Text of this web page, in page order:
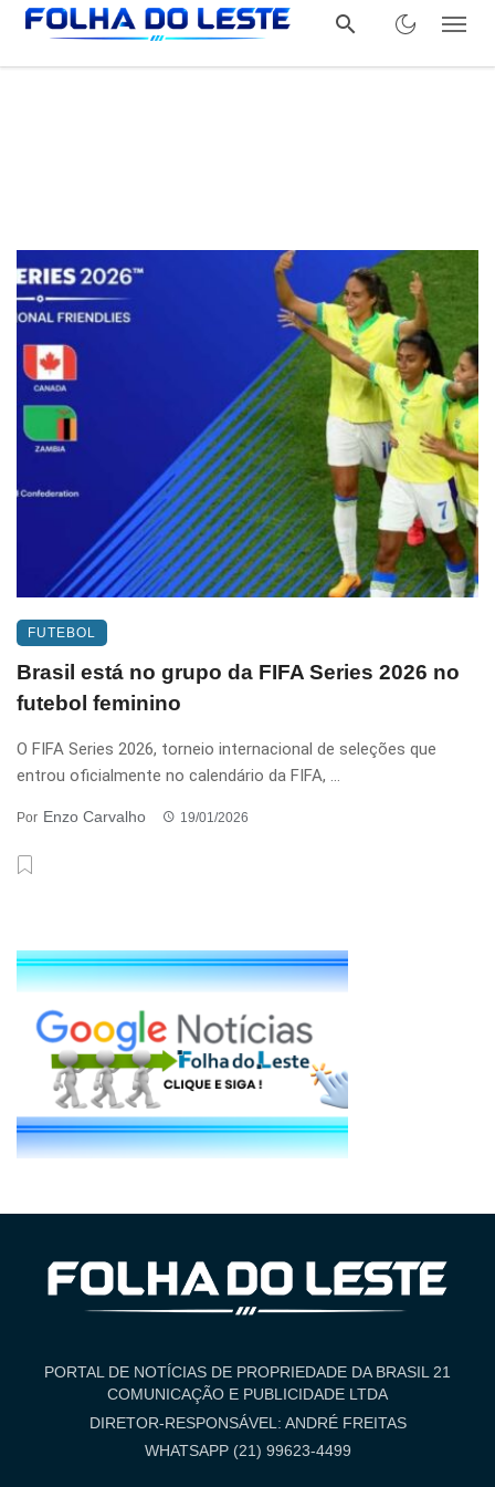
FUTEBOL
Brasil está no grupo da FIFA Series 2026 no
futebol feminino
O FIFA Series 2026, torneio internacional de seleções que
entrou oficialmente no calendário da FIFA, ...
Por Enzo Carvalho 19/01/2026
PORTAL DE NOTÍCIAS DE PROPRIEDADE DA BRASIL 21
COMUNICAÇÃO E PUBLICIDADE LTDA
DIRETOR-RESPONSÁVEL: ANDRÉ FREITAS
WHATSAPP (21) 99623-4499